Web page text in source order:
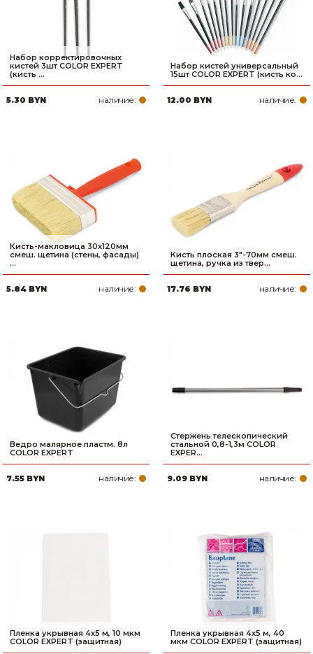
Набор корректировочных
кистей 3шт COLOR EXPERT
(кисть ...
5.30 BYN наличие:
Набор кистей универсальный
15шт COLOR EXPERT (кисть ко...
12.00 BYN наличие:
Кисть-макловица 30х120мм
смеш. щетина (стены, фасады)
...
5.84 BYN наличие:
Кисть плоская 3"-70мм смеш.
щетина, ручка из твер...
17.76 BYN наличие:
Ведро малярное пластм. 8л
COLOR EXPERT
7.55 BYN наличие:
Стержень телескопический
стальной 0,8-1,3м COLOR
EXPER...
9.09 BYN наличие:
Пленка укрывная 4x5 м, 10 мкм
COLOR EXPERT (защитная)
Пленка укрывная 4x5 м, 40
мкм COLOR EXPERT (защитная)